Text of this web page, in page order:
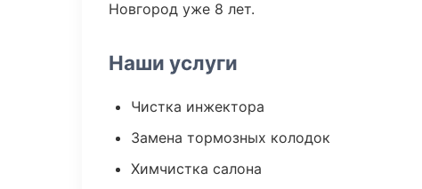
Новгород уже 8 лет.
Наши услуги
Чистка инжектора
Замена тормозных колодок
Химчистка салона